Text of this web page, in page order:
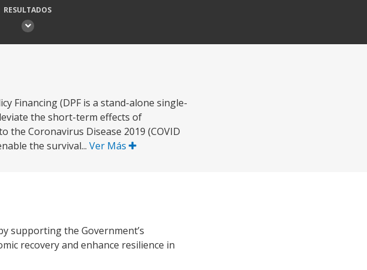
RESULTADOS
Financing (DPF is a stand-alone single-
the short-term effects of
the Coronavirus Disease 2019 (COVID
the survival... Ver Más
supporting the Government’s
recovery and enhance resilience in